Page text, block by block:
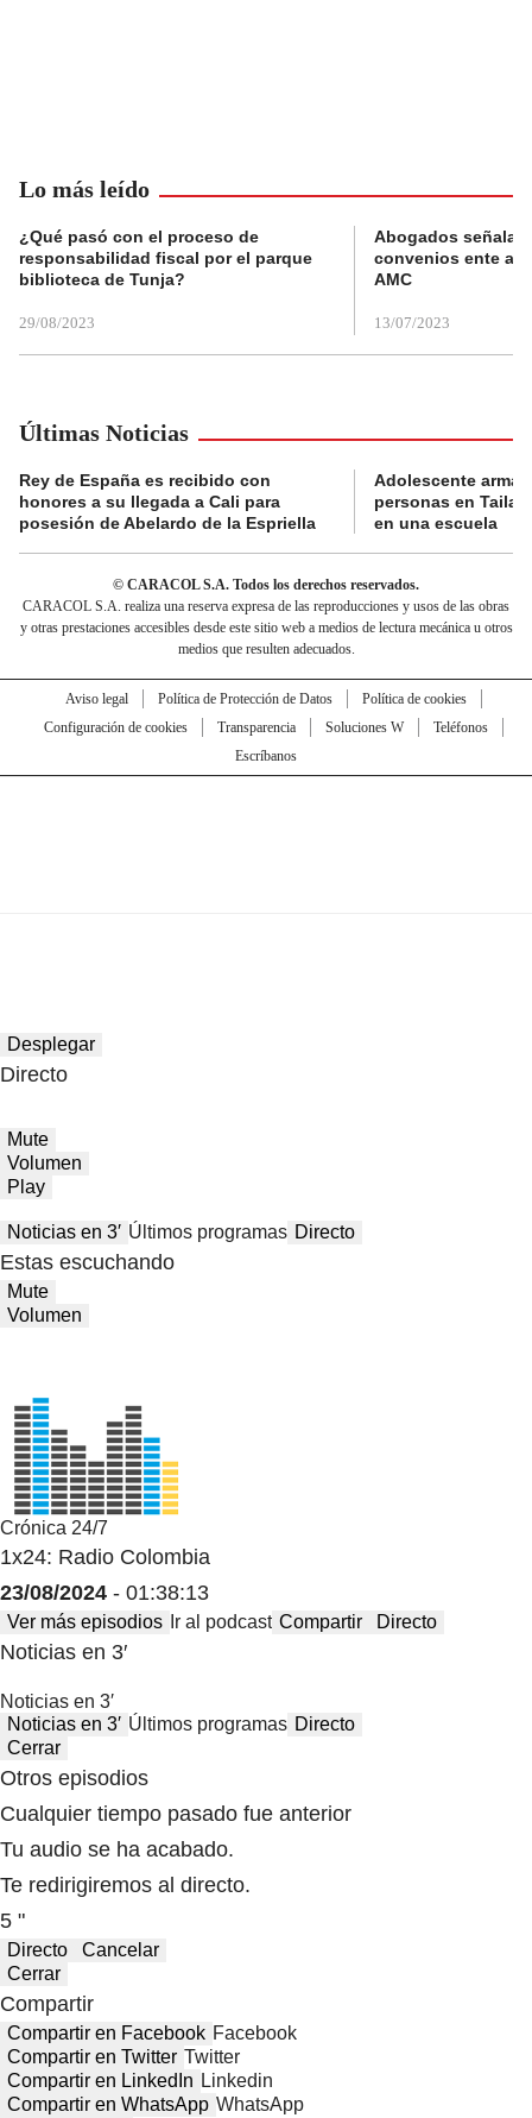
Lo más leído
¿Qué pasó con el proceso de
responsabilidad fiscal por el parque
biblioteca de Tunja?
29/08/2023
Abogados
convenios ente
AMC
13/07/2023
Últimas Noticias
Rey de España es recibido con
honores a su llegada a Cali para
posesión de Abelardo de la Espriella
Adolescente
personas en
en una escuela
© CARACOL S.A. Todos los derechos reservados.
CARACOL S.A. realiza una reserva expresa de las reproducciones y usos de las obras
y otras prestaciones accesibles desde este sitio web a medios de lectura mecánica u otros
medios que resulten adecuados.
Aviso legal Política de Protección de Datos
Política de cookies
Configuración de cookies
Transparencia Soluciones W
Teléfonos
Escríbanos
Desplegar
Directo
Mute
Volumen
Play
Noticias en 3′ Últimos programas Directo
Estas escuchando
Mute
Volumen
Crónica 24/7
1x24: Radio Colombia
23/08/2024 - 01:38:13
Ver más episodios Ir al podcast Compartir Directo
Noticias en 3′
Noticias en 3′
Noticias en 3′ Últimos programas Directo
Cerrar
Otros episodios
Cualquier tiempo pasado fue anterior
Tu audio se ha acabado.
Te redirigiremos al directo.
5 "
Directo
Cancelar
Cerrar
Compartir
Compartir en Facebook Facebook
Compartir en Twitter Twitter
Compartir en LinkedIn Linkedin
Compartir en WhatsApp WhatsApp